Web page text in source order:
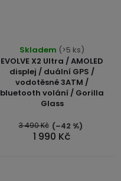
EVOLVE X2 Ultra / AMOLED
displej / duální GPS /
vodotěsné 3ATM /
bluetooth volání / Gorilla
Glass
Skladem (>5 ks)
1 990 Kč
3 490 Kč (–42 %)